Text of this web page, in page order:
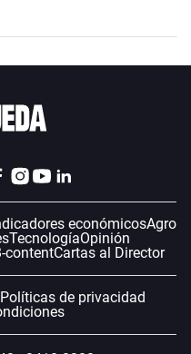
económicosAgro
TecnologíaOpinión
contentCartas al Director
Políticas de privacidad